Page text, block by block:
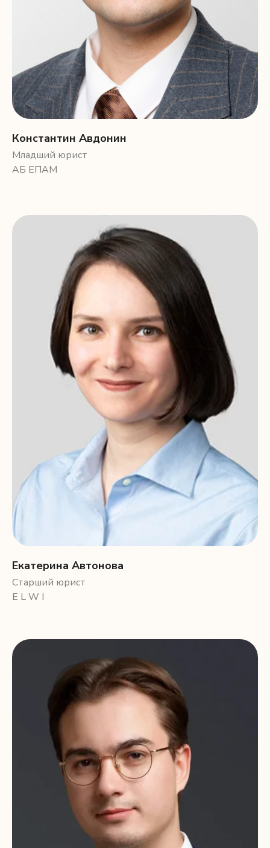
Константин Авдонин
Младший юрист
АБ ЕПАМ
Екатерина Автонова
Старший юрист
E L W I